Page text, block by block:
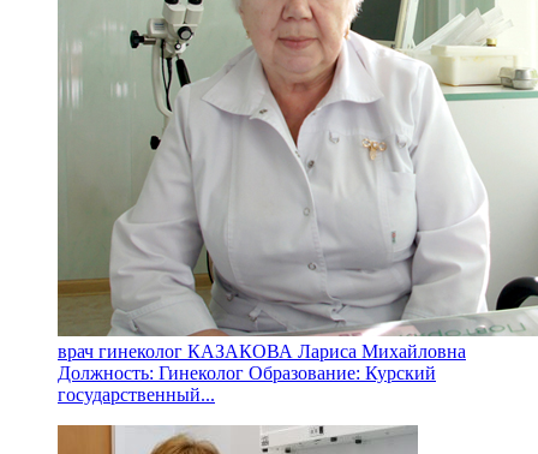
врач гинеколог КАЗАКОВА Лариса Михайловна
Должность: Гинеколог Образование: Курский
государственный...